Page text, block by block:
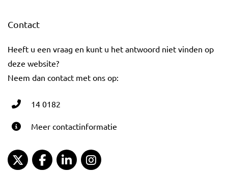
Contact
Heeft u een vraag en kunt u het antwoord niet vinden op
deze website?
Neem dan contact met ons op:
14 0182
Meer contactinformatie
Gemeente Gouda Twitter
Gemeente Gouda Facebook
Gemeente Gouda LinkedIn